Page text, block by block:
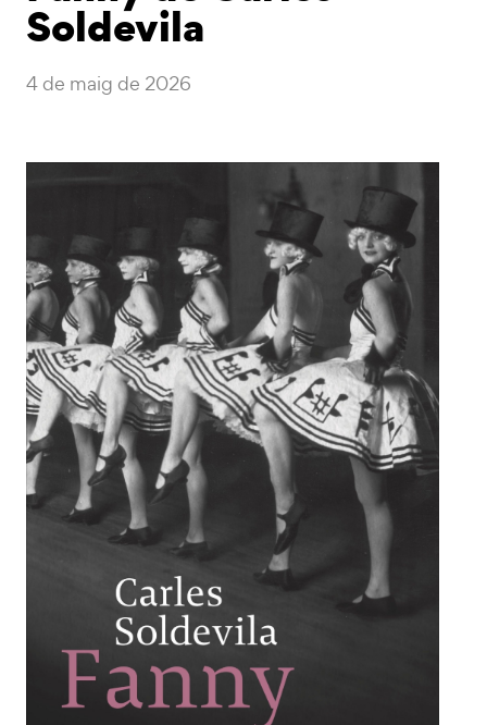
Soldevila
4 de maig de 2026